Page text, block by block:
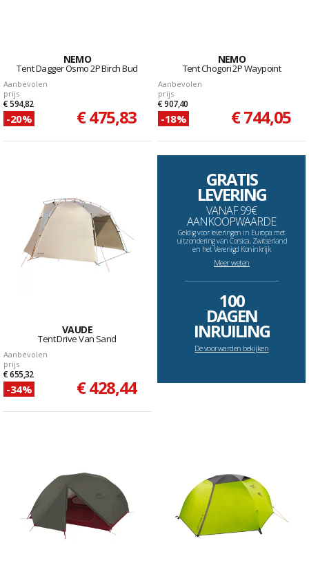
NEMO
Tent Dagger Osmo 2P Birch Bud
Aanbevolen
prijs
€ 594,82
-20% € 475,83
NEMO
Tent Chogori 2P Waypoint
Aanbevolen
prijs
€ 907,40
-18% € 744,05
VAUDE
Tent Drive Van Sand
Aanbevolen
prijs
€ 655,32
-34% € 428,44
GRATIS
LEVERING
VANAF 99€
AANKOOPWAARDE
Geldig voor leveringen in Europa met
uitzondering van Corsica, Zwitserland
en het Verenigd Koninkrijk
Meer weten
--------------------------------------------------------------------
100
DAGEN
INRUILING
De voorwarden bekijken